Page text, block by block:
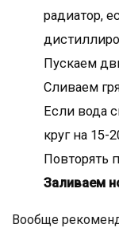
радиатор,
Пускаем
Сливаем
Если вода
круг на 15-
Повторять
Заливаем
Вообще